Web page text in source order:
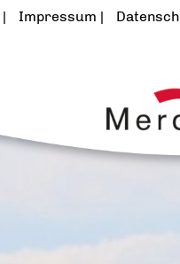
Impressum